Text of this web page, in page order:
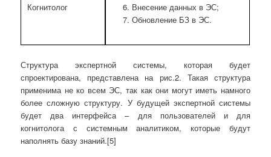
Когнитолог
Внесение данных в ЭС;
Обновление БЗ в ЭС.
Структура экспертной системы, которая будет
спроектирована, представлена на рис.2. Такая структура
применима не ко всем ЭС, так как они могут иметь намного
более сложную структуру. У будущей экспертной системы
будет два интерфейса – для пользователей и для
когнитолога с системным аналитиком, которые будут
наполнять базу знаний.[5]